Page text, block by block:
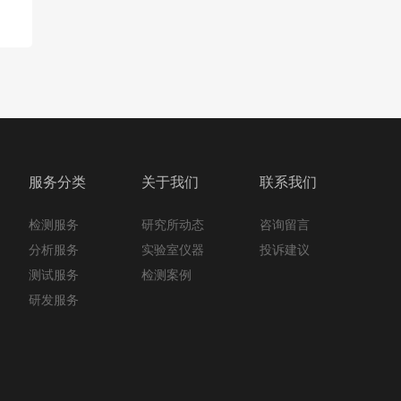
服务分类
检测服务
分析服务
测试服务
研发服务
关于我们
研究所动态
实验室仪器
检测案例
联系我们
咨询留言
投诉建议